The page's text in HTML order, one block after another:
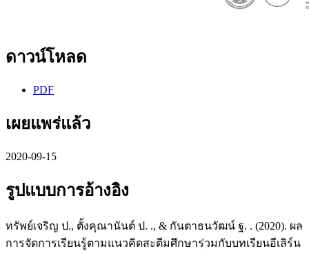
ดาวน์โหลด
PDF
เผยแพร่แล้ว
2020-09-15
รูปแบบการอ้างอิง
ทรัพย์เจริญ ป., ตั้งคุณานันต์ ป. ., & กันตาธนวัฒน์ ฐ. . (2020). ผล
การจัดการเรียนรู้ตามแนวคิดสะตีมศึกษาร่วมกับบทเรียนอีเลิร์น